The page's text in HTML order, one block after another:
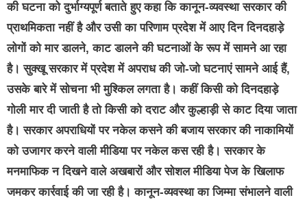
की घटना को दुर्भाग्यपूर्ण बताते हुए कहा कि कानून-व्यवस्था सरकार की
प्राथमिकता नहीं है और उसी का परिणाम प्रदेश में आए दिन दिनदहाड़े
लोगों को मार डालने, काट डालने की घटनाओं के रूप में सामने आ रहा
है। सुक्खू सरकार में प्रदेश में अपराध की जो-जो घटनाएं सामने आई हैं,
उसके बारे में सोचना भी मुश्किल लगता है। कहीं किसी को दिनदहाड़े
गोली मार दी जाती है तो किसी को दराट और कुल्हाड़ी से काट दिया जाता
है। सरकार अपराधियों पर नकेल कसने की बजाय सरकार की नाकामियों
को उजागर करने वाली मीडिया पर नकेल कस रही है। सरकार के
मनमाफिक न दिखने वाले अखबारों और सोशल मीडिया पेज के खिलाफ
जमकर कार्रवाई की जा रही है। कानून-व्यवस्था का जिम्मा संभालने वाली